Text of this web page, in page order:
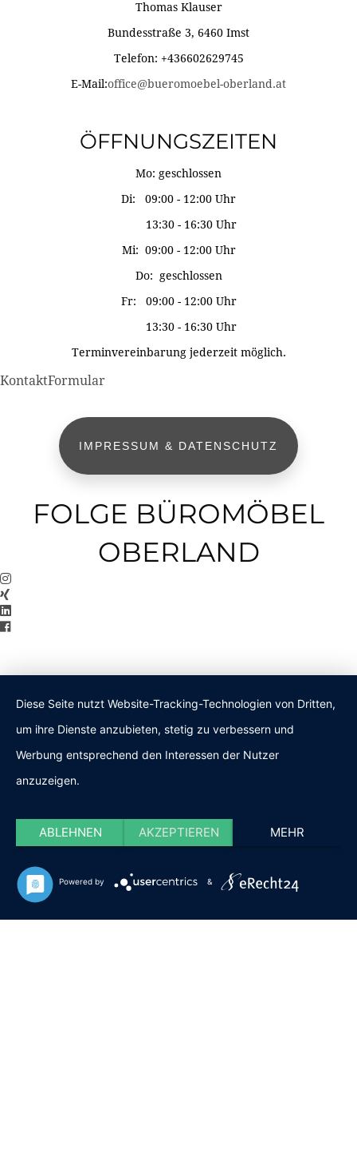
Thomas Klauser
Bundesstraße 3, 6460 Imst
Telefon: +436602629745
E-Mail:office@bueromoebel-oberland.at
ÖFFNUNGSZEITEN
Mo: geschlossen
Di: 09:00 - 12:00 Uhr
13:30 - 16:30 Uhr
Mi: 09:00 - 12:00 Uhr
Do: geschlossen
Fr: 09:00 - 12:00 Uhr
13:30 - 16:30 Uhr
Terminvereinbarung jederzeit möglich.
KontaktFormular
IMPRESSUM & DATENSCHUTZ
FOLGE BÜROMÖBEL
OBERLAND
Diese Seite nutzt Website-Tracking-Technologien von Dritten,
um ihre Dienste anzubieten, stetig zu verbessern und
Werbung entsprechend den Interessen der Nutzer
anzuzeigen.
ABLEHNEN AKZEPTIEREN MEHR
Powered by &